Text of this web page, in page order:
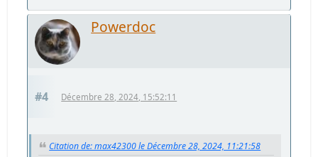
Powerdoc
#4 Décembre 28, 2024, 15:52:11
Citation de: max42300 le Décembre 28, 2024, 11:21:58